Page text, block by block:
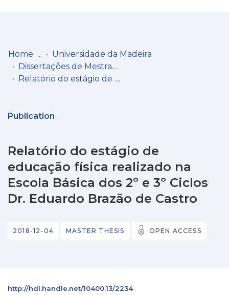
Communities
Statistics
Home
Universidade da Madeira
Dissertações de Mestrado
Relatório do estágio de educação física realizado na Escola Básica dos 2º e 3º Ciclos Dr. Eduardo Brazão de Castro
Publication
Relatório do estágio de
educação física realizado na
Escola Básica dos 2º e 3º Ciclos
Dr. Eduardo Brazão de Castro
2018-12-04 MASTER THESIS OPEN ACCESS
http://hdl.handle.net/10400.13/2234